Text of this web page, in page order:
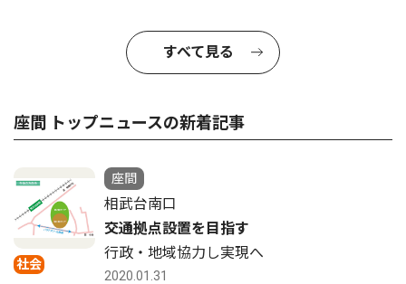
すべて見る
座間 トップニュースの新着記事
社会
座間
相武台南口
交通拠点設置を目指す
行政・地域協力し実現へ
2020.01.31